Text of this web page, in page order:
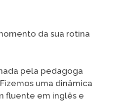
da sua rotina
pela pedagoga
uma dinâmica
fluente em inglês e